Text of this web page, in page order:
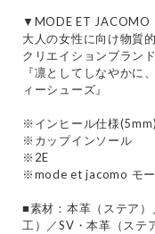
▼MODE ET JACOMO
大人の女性に向け物質
クリエイションブランド
『凛としてしなやかに
ィーシューズ』
※インヒール仕様(5mm)
※カップインソール
※2E
※mode et jacomo モ
■素材：本革（ステア
工）／SV・本革（ステ